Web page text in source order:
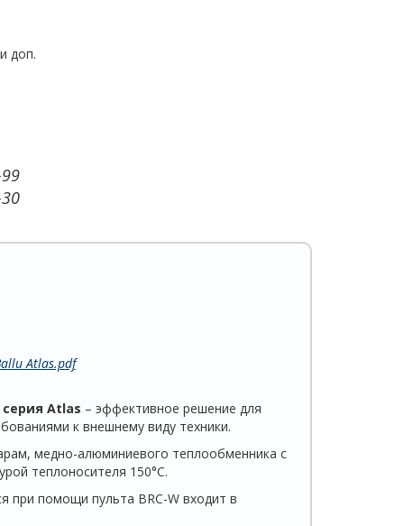
доп.
Atlas.pdf
Atlas – эффективное решение для
к внешнему виду техники.
медно-алюминиевого теплообменника с
теплоносителя 150°С.
при помощи пульта BRC-W входит в